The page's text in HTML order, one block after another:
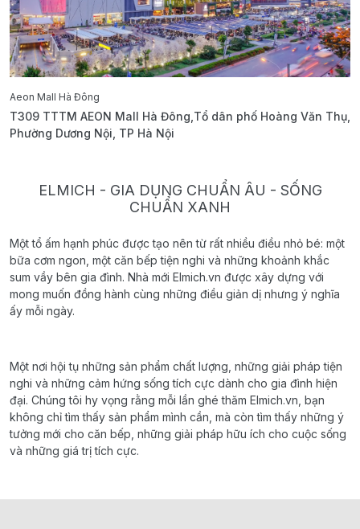
Aeon Mall Hà Đông
T309 TTTM AEON Mall Hà Đông,Tổ dân phố Hoàng Văn Thụ,
Phường Dương Nội, TP Hà Nội
ELMICH - GIA DỤNG CHUẨN ÂU - SỐNG
CHUẨN XANH
Một tổ ấm hạnh phúc được tạo nên từ rất nhiều điều nhỏ bé: một
bữa cơm ngon, một căn bếp tiện nghi và những khoảnh khắc
sum vầy bên gia đình. Nhà mới Elmich.vn được xây dựng với
mong muốn đồng hành cùng những điều giản dị nhưng ý nghĩa
ấy mỗi ngày.
Một nơi hội tụ những sản phẩm chất lượng, những giải pháp tiện
nghi và những cảm hứng sống tích cực dành cho gia đình hiện
đại. Chúng tôi hy vọng rằng mỗi lần ghé thăm Elmich.vn, bạn
không chỉ tìm thấy sản phẩm mình cần, mà còn tìm thấy những ý
tưởng mới cho căn bếp, những giải pháp hữu ích cho cuộc sống
và những giá trị tích cực.